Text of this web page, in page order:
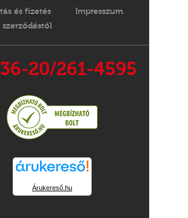
és fizetés
Impresszum
szerződéstől
20/261-4595
Árukereső.hu